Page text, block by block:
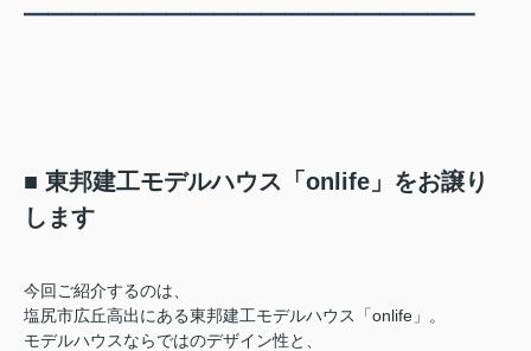
━━━━━━━━━━━━━━━━━━━
■ 東邦建工モデルハウス「onlife」をお譲り
します
今回ご紹介するのは、
塩尻市広丘高出にある東邦建工モデルハウス「onlife」。
モデルハウスならではのデザイン性と、